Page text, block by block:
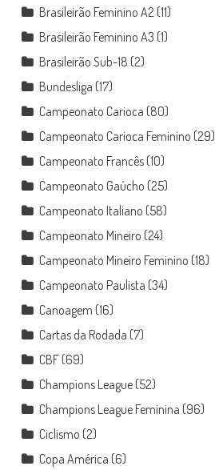
Brasileirão Feminino A2 (11)
Brasileirão Feminino A3 (1)
Brasileirão Sub-18 (2)
Bundesliga (17)
Campeonato Carioca (80)
Campeonato Carioca Feminino (29)
Campeonato Francês(10)
Campeonato Gaúcho (25)
Campeonato Italiano (58)
Campeonato Mineiro (24)
Campeonato Mineiro Feminino (18)
Campeonato Paulista (34)
Canoagem (16)
Cartas da Rodada (7)
CBF(69)
Champions League(52)
Champions League Feminina (96)
Ciclismo (2)
Copa América (6)